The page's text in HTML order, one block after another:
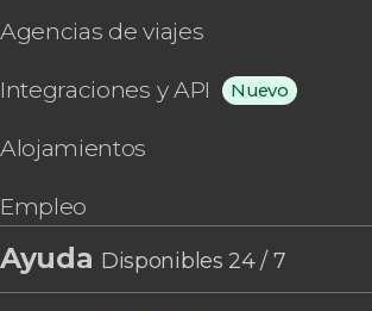
Agencias de viajes
Integraciones y API Nuevo
Alojamientos
Empleo
Ayuda Disponibles 24 / 7